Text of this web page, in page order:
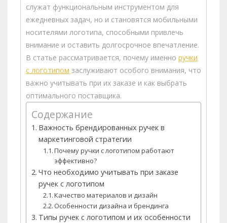
служат функциональным инструментом для
ежедневных задач, но и становятся мобильными
носителями логотипа, способными привлечь
внимание и оставить долгосрочное впечатление.
В статье рассматривается, почему именно ручки
с логотипом заслуживают особого внимания, что
важно учитывать при их заказе и как выбрать
оптимального поставщика.
Содержание
Важность брендированных ручек в
маркетинговой стратегии
Почему ручки с логотипом работают
эффективно?
Что необходимо учитывать при заказе
ручек с логотипом
Качество материалов и дизайн
Особенности дизайна и брендинга
Типы ручек с логотипом и их особенности